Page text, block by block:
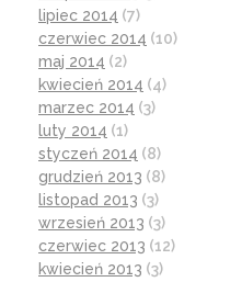
lipiec 2014 (7)
czerwiec 2014 (10)
maj 2014 (2)
kwiecień 2014 (4)
marzec 2014 (3)
luty 2014 (1)
styczeń 2014 (8)
grudzień 2013 (8)
listopad 2013 (3)
wrzesień 2013 (3)
czerwiec 2013 (12)
kwiecień 2013 (3)